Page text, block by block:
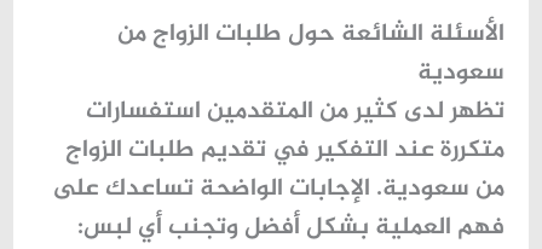
الأسئلة الشائعة حول طلبات الزواج من
سعودية
تظهر لدى كثير من المتقدمين استفسارات
متكررة عند التفكير في تقديم طلبات الزواج
من سعودية. الإجابات الواضحة تساعدك على
فهم العملية بشكل أفضل وتجنب أي لبس: